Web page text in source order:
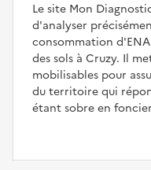
Le site Mon
d'analyser
consommation
des sols à Cruzy. Il
mobilisables pour
du territoire qui
étant sobre en